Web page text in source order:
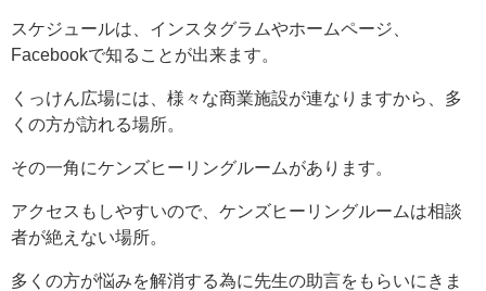
スケジュールは、インスタグラムやホームページ、
Facebookで知ることが出来ます。
くっけん広場には、様々な商業施設が連なりますから、多
くの方が訪れる場所。
その一角にケンズヒーリングルームがあります。
アクセスもしやすいので、ケンズヒーリングルームは相談
者が絶えない場所。
多くの方が悩みを解消する為に先生の助言をもらいにきま